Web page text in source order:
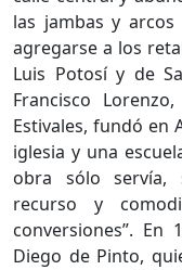
las jambas y
agregarse a los
Luis Potosí y de
Francisco
Estivales, fundó en
iglesia y una
obra sólo servía,
recurso y
conversiones”.
Diego de Pinto,